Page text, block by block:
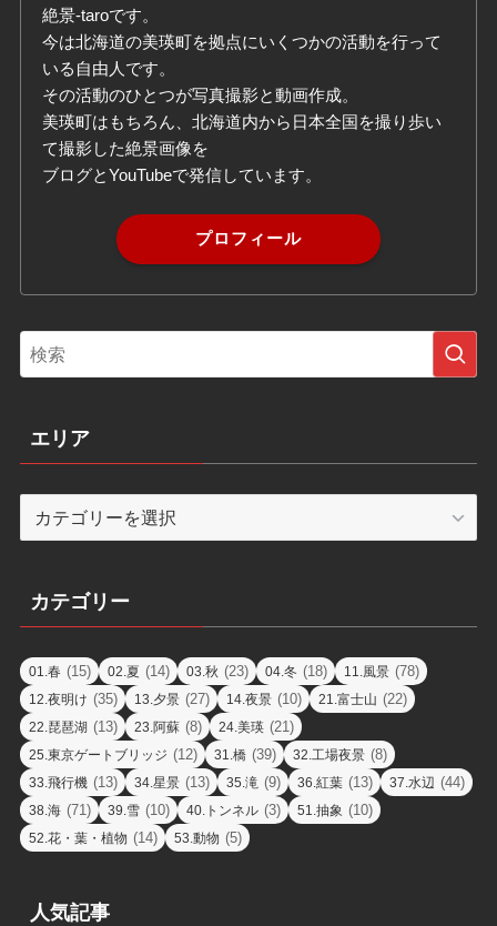
絶景-taroです。
今は北海道の美瑛町を拠点にいくつかの活動を行って
いる自由人です。
その活動のひとつが写真撮影と動画作成。
美瑛町はもちろん、北海道内から日本全国を撮り歩い
て撮影した絶景画像を
ブログとYouTubeで発信しています。
プロフィール
エリア
リ
カテゴリー
01.春 (15) 02.夏 (14) 03.秋 (23) 04.冬 (18) 11.風景 (78)
12.夜明け (35) 13.夕景 (27) 14.夜景 (10) 21.富士山 (22)
22.琵琶湖 (13) 23.阿蘇 (8) 24.美瑛 (21)
25.東京ゲートブリッジ (12) 31.橋 (39) 32.工場夜景 (8)
33.飛行機 (13) 34.星景 (13) 35.滝 (9) 36.紅葉 (13) 37.水辺 (44)
38.海 (71) 39.雪 (10) 40.トンネル (3) 51.抽象 (10)
52.花・葉・植物 (14) 53.動物 (5)
人気記事